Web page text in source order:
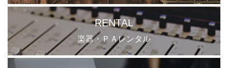
RENTAL
楽器・ＰＡレンタル